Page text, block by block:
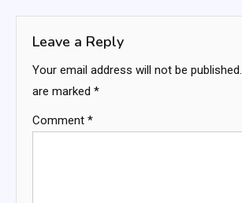
Leave a Reply
Your email address will not be published.
are marked *
Comment *